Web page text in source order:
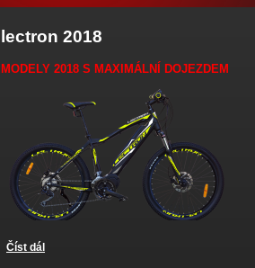
lectron 2018
MODELY 2018 S MAXIMÁLNÍ DOJEZDEM
Číst dál